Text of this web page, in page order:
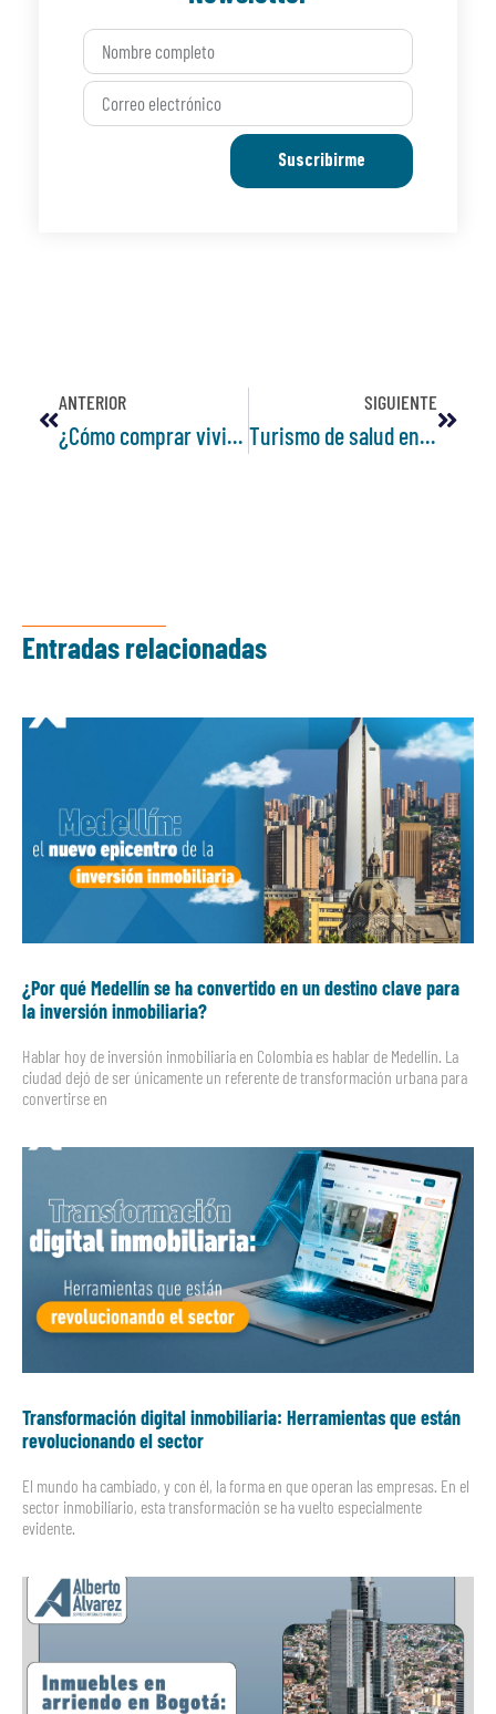
Suscribirme
ANTERIOR
¿Cómo comprar vivienda en Colombia si vives en el extranjero?
SIGUIENTE
Turismo de salud en Medellín
Entradas relacionadas
¿Por qué Medellín se ha convertido en un destino clave para
la inversión inmobiliaria?
Hablar hoy de inversión inmobiliaria en Colombia es hablar de Medellín. La
ciudad dejó de ser únicamente un referente de transformación urbana para
convertirse en
Transformación digital inmobiliaria: Herramientas que están
revolucionando el sector
El mundo ha cambiado, y con él, la forma en que operan las empresas. En el
sector inmobiliario, esta transformación se ha vuelto especialmente
evidente.